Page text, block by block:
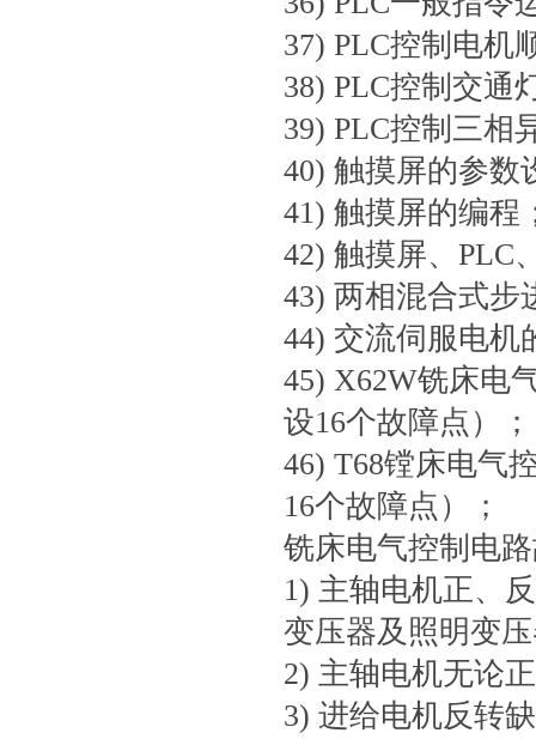
37) PLC控制电机
38) PLC控制交通
39) PLC控制三相
40) 触摸屏的参数
41) 触摸屏的编程
42) 触摸屏、PLC
43) 两相混合式步
44) 交流伺服电机
45) X62W铣床电
设16个故障点）；
46) T68镗床电气
16个故障点）；
铣床电气控制电
1) 主轴电机正、
变压器及照明变
2) 主轴电机无论
3) 进给电机反转